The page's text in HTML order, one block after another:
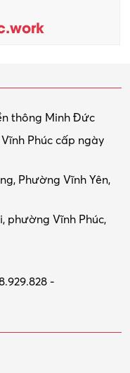
thông Minh Đức
Phúc cấp ngày
Phường Vĩnh Yên,
phường Vĩnh Phúc,
-